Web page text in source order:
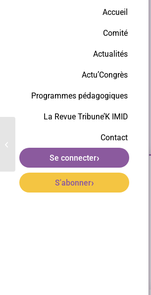
Accueil
Comité
Actualités
Actu’Congrès
Programmes pédagogiques
La Revue Tribune’K IMID
Contact
Se connecter›
S'abonner›
Hidradénite suppurée : les agonistes
clinique...